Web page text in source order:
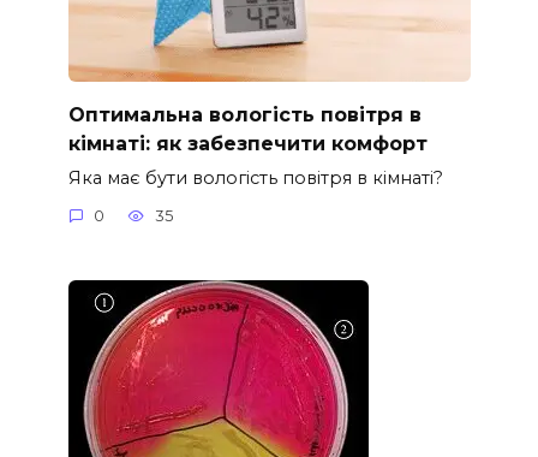
Оптимальна вологість повітря в
кімнаті: як забезпечити комфорт
Яка має бути вологість повітря в кімнаті?
0 35